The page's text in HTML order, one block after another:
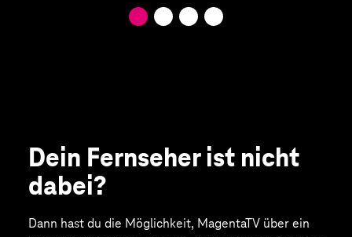
Dein Fern­seher ist nicht
dabei?
Dann hast du die Möglichkeit, MagentaTV über ein